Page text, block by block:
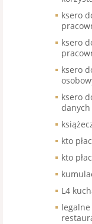
ksero
ksero
ksero
ksero
danych
kto
kto
L4